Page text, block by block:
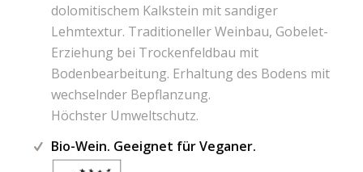
dolomitischem Kalkstein mit sandiger
Lehmtextur. Traditioneller Weinbau, Gobelet-
Erziehung bei Trockenfeldbau mit
Bodenbearbeitung. Erhaltung des Bodens mit
wechselnder Bepflanzung.
Höchster Umweltschutz.
Bio-Wein. Geeignet für Veganer.